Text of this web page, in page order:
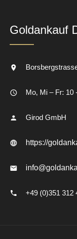
Goldankauf
Mo, Mi – Fr: 10
Girod GmbH
https://
+49 (0)351 312